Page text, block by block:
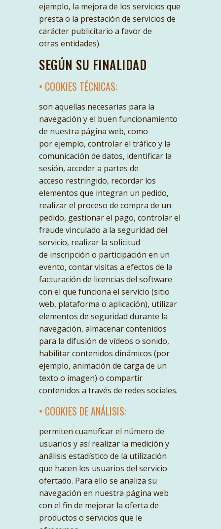
ejemplo, la mejora de los servicios que
presta o la prestación de servicios de
carácter publicitario a favor de
otras entidades).
SEGÚN SU FINALIDAD
• COOKIES TÉCNICAS:
son aquellas necesarias para la
navegación y el buen funcionamiento
de nuestra página web, como
por ejemplo, controlar el tráfico y la
comunicación de datos, identificar la
sesión, acceder a partes de
acceso restringido, recordar los
elementos que integran un pedido,
realizar el proceso de compra de un
pedido, gestionar el pago, controlar el
fraude vinculado a la seguridad del
servicio, realizar la solicitud
de inscripción o participación en un
evento, contar visitas a efectos de la
facturación de licencias del software
con el que funciona el servicio (sitio
web, plataforma o aplicación), utilizar
elementos de seguridad durante la
navegación, almacenar contenidos
para la difusión de vídeos o sonido,
habilitar contenidos dinámicos (por
ejemplo, animación de carga de un
texto o imagen) o compartir
contenidos a través de redes sociales.
• COOKIES DE ANÁLISIS:
permiten cuantificar el número de
usuarios y así realizar la medición y
análisis estadístico de la utilización
que hacen los usuarios del servicio
ofertado. Para ello se analiza su
navegación en nuestra página web
con el fin de mejorar la oferta de
productos o servicios que le